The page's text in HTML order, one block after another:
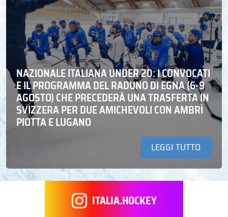
NAZIONALE ITALIANA UNDER 20: I CONVOCATI
E IL PROGRAMMA DEL RADUNO DI EGNA (6-9
AGOSTO) CHE PRECEDERÀ UNA TRASFERTA IN
SVIZZERA PER DUE AMICHEVOLI CON AMBRÌ
PIOTTA E LUGANO
LEGGI TUTTO
ITALIA.HOCKEY